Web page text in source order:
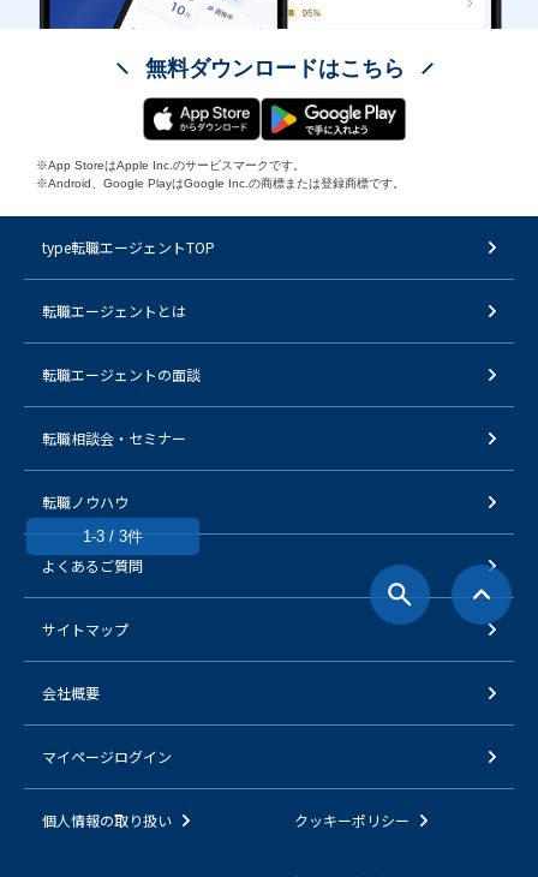
1-3 / 3件
無料ダウンロードはこちら
※App StoreはApple Inc.のサービスマークです。
※Android、Google PlayはGoogle Inc.の商標または登録商標です。
type転職エージェントTOP
転職エージェントとは
転職エージェントの面談
転職相談会・セミナー
転職ノウハウ
よくあるご質問
サイトマップ
会社概要
マイページログイン
個人情報の取り扱い クッキーポリシー